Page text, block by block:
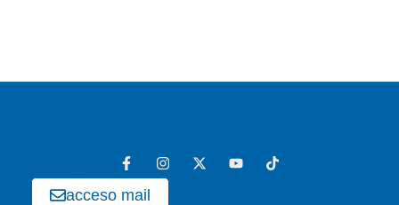
acceso mail